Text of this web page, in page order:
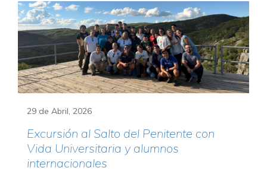
29 de Abril, 2026
Excursión al Salto del Penitente con
Vida Universitaria y alumnos
internacionales